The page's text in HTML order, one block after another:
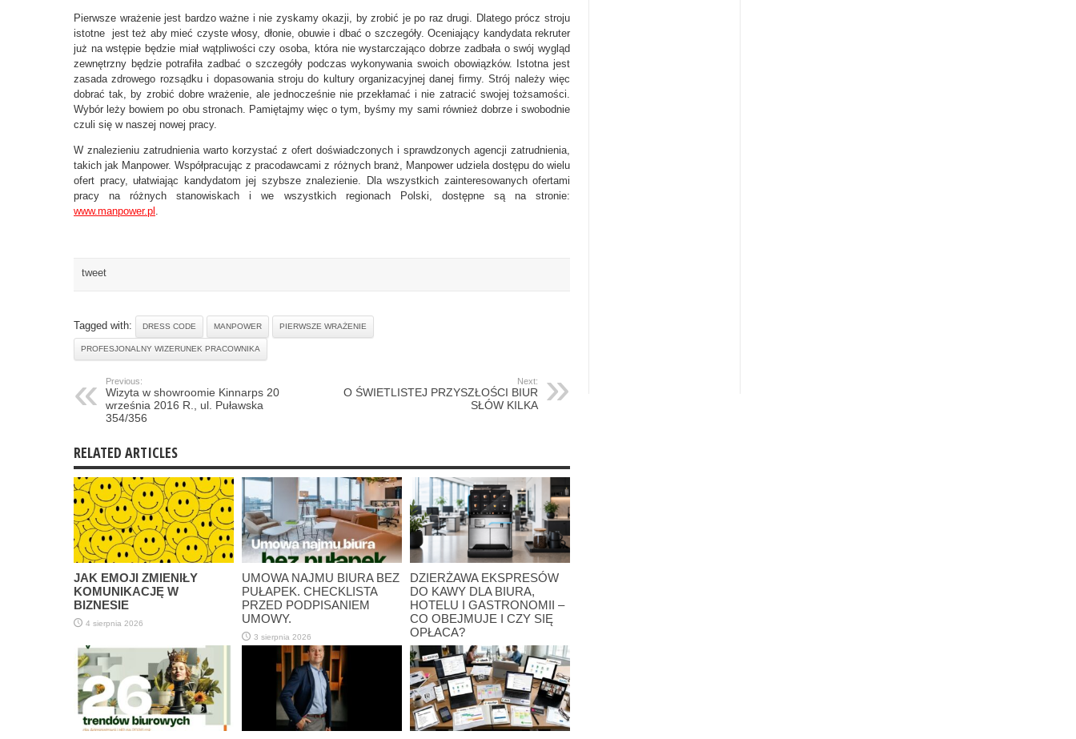
Pierwsze wrażenie jest bardzo ważne i nie zyskamy okazji, by zrobić je po raz drugi. Dlatego prócz stroju
istotne jest też aby mieć czyste włosy, dłonie, obuwie i dbać o szczegóły. Oceniający kandydata rekruter
już na wstępie będzie miał wątpliwości czy osoba, która nie wystarczająco dobrze zadbała o swój wygląd
zewnętrzny będzie potrafiła zadbać o szczegóły podczas wykonywania swoich obowiązków. Istotna jest
zasada zdrowego rozsądku i dopasowania stroju do kultury organizacyjnej danej firmy. Strój należy więc
dobrać tak, by zrobić dobre wrażenie, ale jednocześnie nie przekłamać i nie zatracić swojej tożsamości.
Wybór leży bowiem po obu stronach. Pamiętajmy więc o tym, byśmy my sami również dobrze i swobodnie
czuli się w naszej nowej pracy.
W znalezieniu zatrudnienia warto korzystać z ofert doświadczonych i sprawdzonych agencji zatrudnienia,
takich jak Manpower. Współpracując z pracodawcami z różnych branż, Manpower udziela dostępu do wielu
ofert pracy, ułatwiając kandydatom jej szybsze znalezienie. Dla wszystkich zainteresowanych ofertami
pracy na różnych stanowiskach i we wszystkich regionach Polski, dostępne są na stronie:
www.manpower.pl .
tweet
Tagged with: DRESS CODE MANPOWER PIERWSZE WRAŻENIE
PROFESJONALNY WIZERUNEK PRACOWNIKA
Previous:
Wizyta w showroomie Kinnarps 20
września 2016 R., ul. Puławska
354/356
Next:
O ŚWIETLISTEJ PRZYSZŁOŚCI BIUR
SŁÓW KILKA
RELATED ARTICLES
JAK EMOJI ZMIENIŁY
KOMUNIKACJĘ W
BIZNESIE
4 sierpnia 2026
UMOWA NAJMU BIURA BEZ
PUŁAPEK. CHECKLISTA
PRZED PODPISANIEM
UMOWY.
3 sierpnia 2026
DZIERŻAWA EKSPRESÓW
DO KAWY DLA BIURA,
HOTELU I GASTRONOMII –
CO OBEJMUJE I CZY SIĘ
OPŁACA?
28 lipca 2026